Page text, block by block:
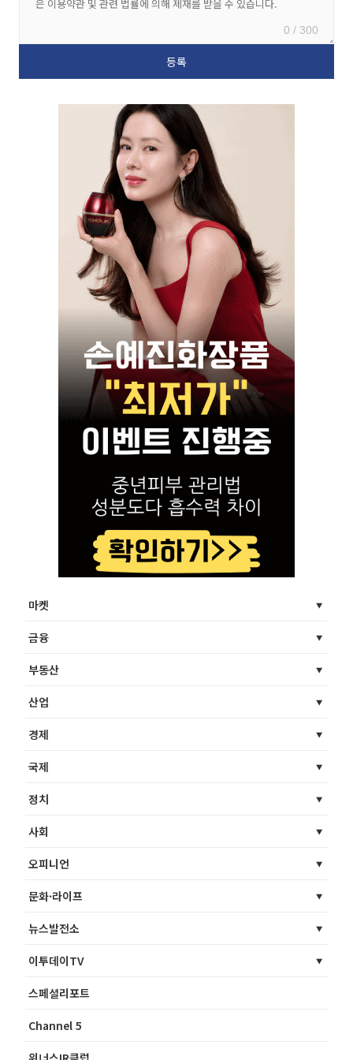
0 / 300
마켓
금융
부동산
산업
경제
국제
정치
사회
오피니언
문화·라이프
뉴스발전소
이투데이TV
스페셜리포트
Channel 5